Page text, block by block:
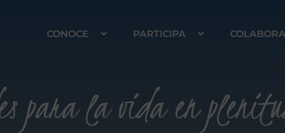
CONOCE PARTICIPA COLABORA
para la vida en